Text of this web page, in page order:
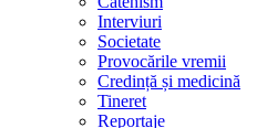
Interviuri
Societate
Provocările vremii
Credință și medicină
Tineret
Reportaje